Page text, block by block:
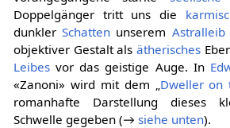
Doppelgänger tritt uns die
dunklerSchatten unserem Astralleib
objektiver Gestalt als ätherisches
Leibesvor das geistige Auge. In
«Zanoni» wird mit dem „ Dweller on
romanhafte Darstellung dieses
Schwelle gegeben (→ siehe unten).